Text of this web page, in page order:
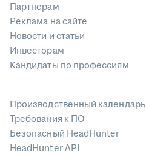
Партнерам
Реклама на сайте
Новости и статьи
Инвесторам
Кандидаты по профессиям
Производственный календарь
Требования к ПО
Безопасный HeadHunter
HeadHunter API